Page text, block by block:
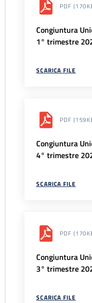
PDF
Congiuntura
1° trimestre
SCARICA FILE
PDF
Congiuntura
4° trimestre
SCARICA FILE
PDF
Congiuntura
3° trimestre
SCARICA FILE